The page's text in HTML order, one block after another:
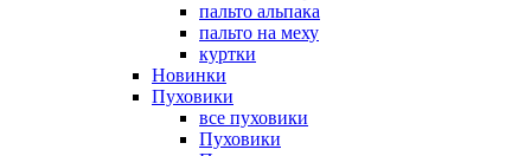
пальто альпака
пальто на меху
куртки
Новинки
Пуховики
все пуховики
Пуховики